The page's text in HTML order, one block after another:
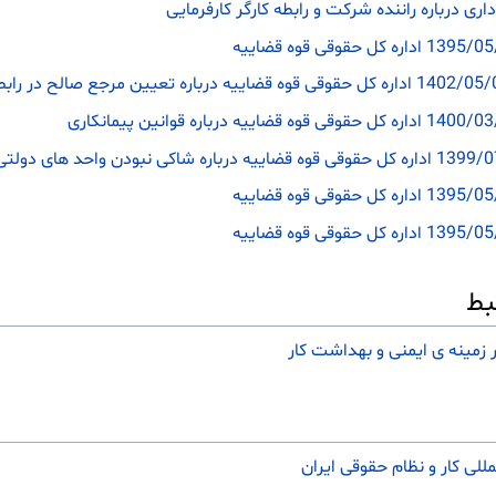
درباره راننده شرکت و رابطه کارگر کارفرمایی
زمینه ی ایمنی و بهداشت کار
کار و نظام حقوقی ‌ایران